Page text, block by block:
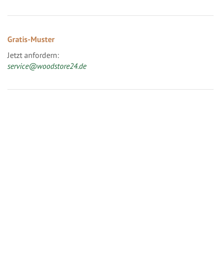
Gratis-Muster
Jetzt anfordern:
service@woodstore24.de